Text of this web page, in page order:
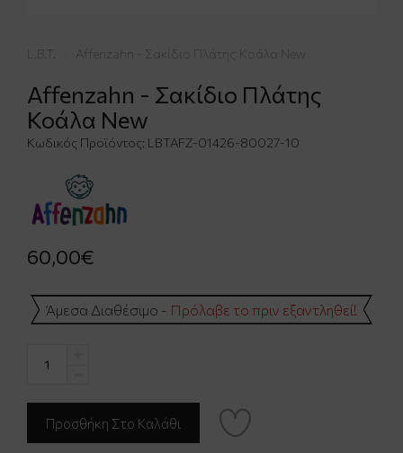
L.B.T. Affenzahn - Σακίδιο Πλάτης Κοάλα New
Affenzahn - Σακίδιο Πλάτης
Κοάλα New
Κωδικός Προϊόντος: LBTAFZ-01426-80027-10
60,00€
Άμεσα Διαθέσιμο - Πρόλαβε το πριν εξαντληθεί!